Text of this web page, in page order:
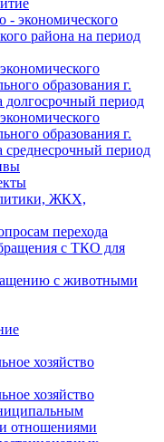
- экономического
района на период
образования г.
долгосрочный период
образования г.
среднесрочный период
ЖКХ,
перехода
с ТКО для
с животными
хозяйство
хозяйство
отношениями